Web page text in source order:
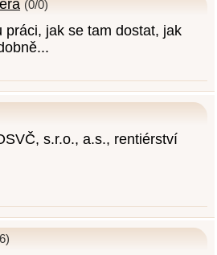
(0/0)
práci, jak se tam dostat, jak
s.r.o., a.s., rentiérství